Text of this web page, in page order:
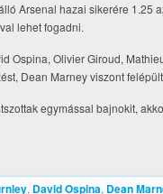
Arsenal hazai sikerére
lehet fogadni.
Ospina, Olivier Giroud,
Dean Marney viszont
egymással bajnokit,
, David Ospina, Dean